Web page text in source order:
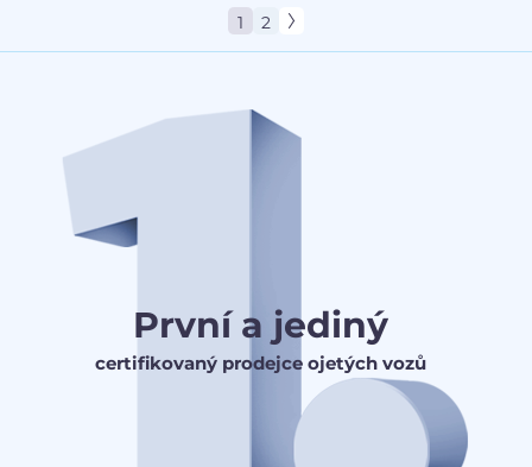
1 2
První a jediný
certifikovaný prodejce ojetých vozů